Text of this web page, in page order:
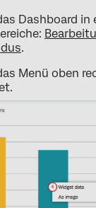
Dashboard in
.
Menü oben